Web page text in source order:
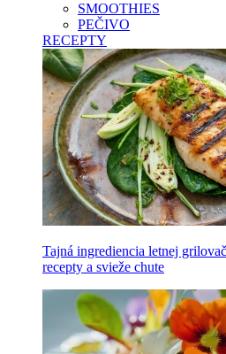
SMOOTHIES
PEČIVO
RECEPTY
Tajná ingrediencia letnej
recepty a svieže chute